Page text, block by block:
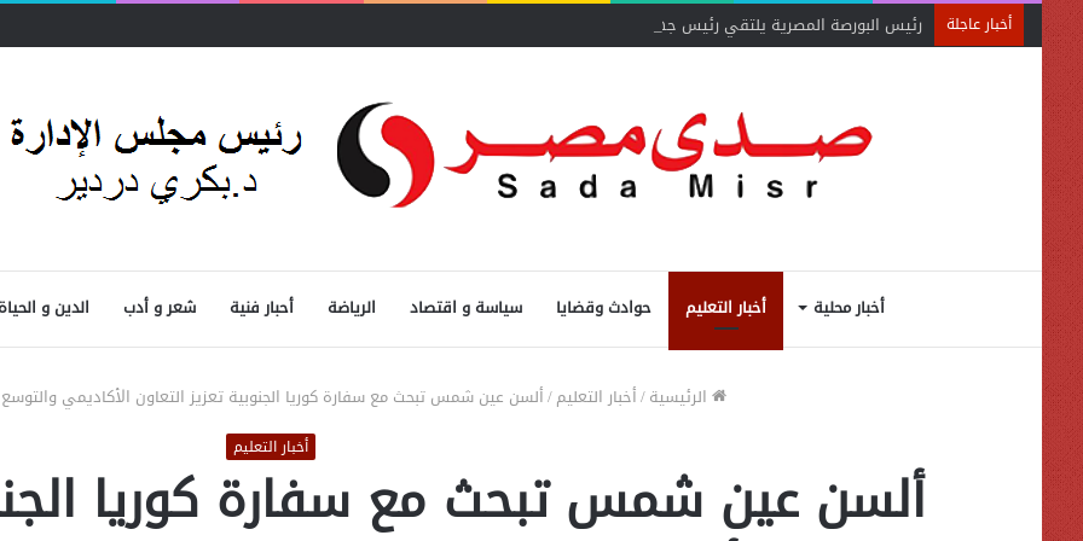
أخبار عاجلة رئيس البورصة المصرية يلتقي رئيس جهاز التمثيل التجاري
أخبار محلية أخبار التعليم حوادث وقضايا سياسة و اقتصاد الرياضة أحبار فنية شعر و أدب الدين و الحياة
الرئيسية/أخبار التعليم/ألسن عين شمس تبحث مع سفارة كوريا الجنوبية تعزيز التعاون الأكاديمي
أخبار التعليم
ألسن عين شمس تبحث مع سفارة كوريا